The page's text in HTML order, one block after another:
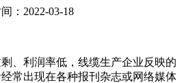
：2022-03-18
、利润率低，线缆生产企业反映的
常出现在各种报刊杂志或网络媒体